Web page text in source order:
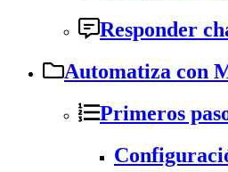
Responder
Automatiza con
Primeros